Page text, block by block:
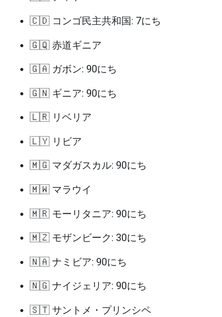
🇨🇩 コンゴ民主共和国: 7にち
🇬🇶 赤道ギニア
🇬🇦 ガボン: 90にち
🇬🇳 ギニア: 90にち
🇱🇷 リベリア
🇱🇾 リビア
🇲🇬 マダガスカル: 90にち
🇲🇼 マラウイ
🇲🇷 モーリタニア: 90にち
🇲🇿 モザンビーク: 30にち
🇳🇦 ナミビア: 90にち
🇳🇬 ナイジェリア: 90にち
🇸🇹 サントメ・プリンシペ